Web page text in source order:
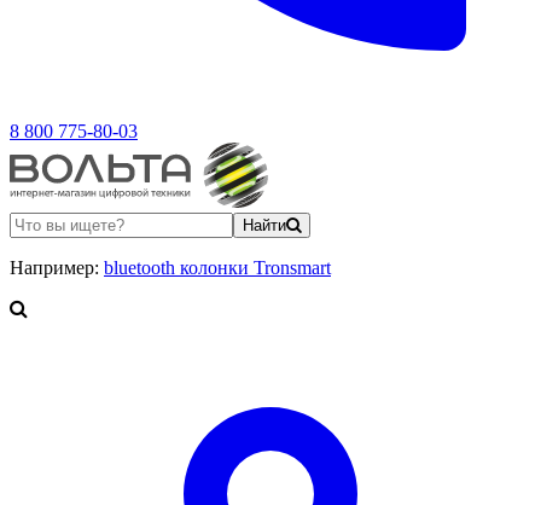
8 800 775-80-03
Найти
Например: bluetooth колонки Tronsmart